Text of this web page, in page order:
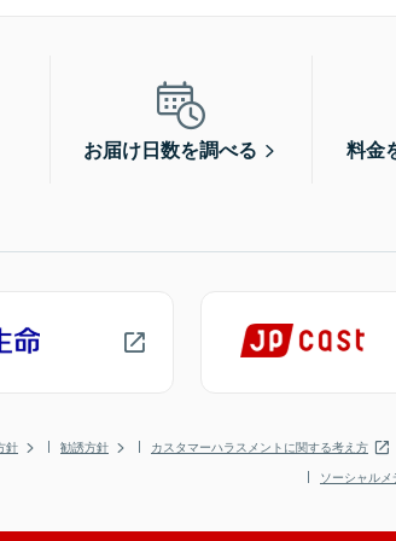
お届け日数を調べる 料金
針 勧誘方針 カスタマーハラスメントに関する考え方
ソーシャルメ